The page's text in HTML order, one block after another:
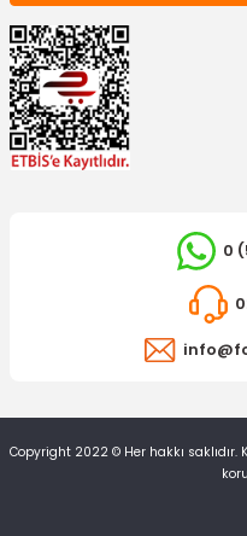
0
Copyright 2022 © Her hakkı